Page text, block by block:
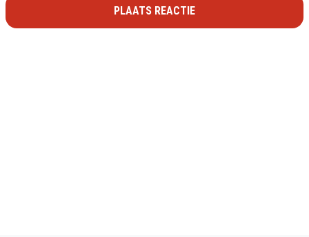
PLAATS REACTIE